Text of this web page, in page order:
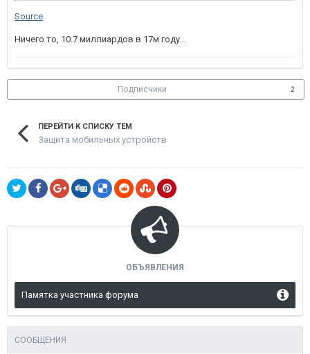
Source
Ничего то, 10.7 миллиардов в 17м году...
Подписчики 2
ПЕРЕЙТИ К СПИСКУ ТЕМ
Защита мобильных устройств
ОБЪЯВЛЕНИЯ
Памятка участника форума
СООБЩЕНИЯ